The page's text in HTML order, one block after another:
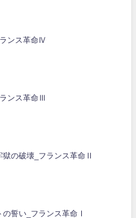
ンス革命Ⅳ
ンス革命Ⅲ
獄の破壊_フランス革命Ⅱ
の誓い_フランス革命Ⅰ